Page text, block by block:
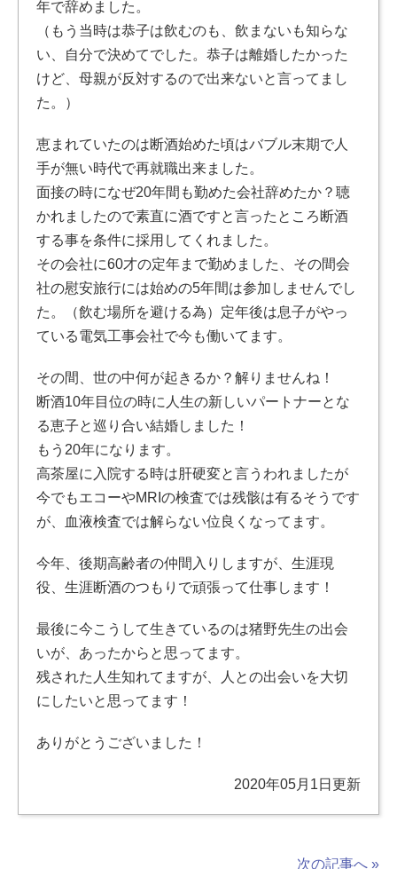
年で辞めました。
（もう当時は恭子は飲むのも、飲まないも知らな
い、自分で決めてでした。恭子は離婚したかった
けど、母親が反対するので出来ないと言ってまし
た。）
恵まれていたのは断酒始めた頃はバブル末期で人
手が無い時代で再就職出来ました。
面接の時になぜ20年間も勤めた会社辞めたか？聴
かれましたので素直に酒ですと言ったところ断酒
する事を条件に採用してくれました。
その会社に60才の定年まで勤めました、その間会
社の慰安旅行には始めの5年間は参加しませんでし
た。（飲む場所を避ける為）定年後は息子がやっ
ている電気工事会社で今も働いてます。
その間、世の中何が起きるか？解りませんね！
断酒10年目位の時に人生の新しいパートナーとな
る恵子と巡り合い結婚しました！
もう20年になります。
高茶屋に入院する時は肝硬変と言うわれましたが
今でもエコーやMRIの検査では残骸は有るそうです
が、血液検査では解らない位良くなってます。
今年、後期高齢者の仲間入りしますが、生涯現
役、生涯断酒のつもりで頑張って仕事します！
最後に今こうして生きているのは猪野先生の出会
いが、あったからと思ってます。
残された人生知れてますが、人との出会いを大切
にしたいと思ってます！
ありがとうございました！
2020年05月1日更新
次の記事へ »